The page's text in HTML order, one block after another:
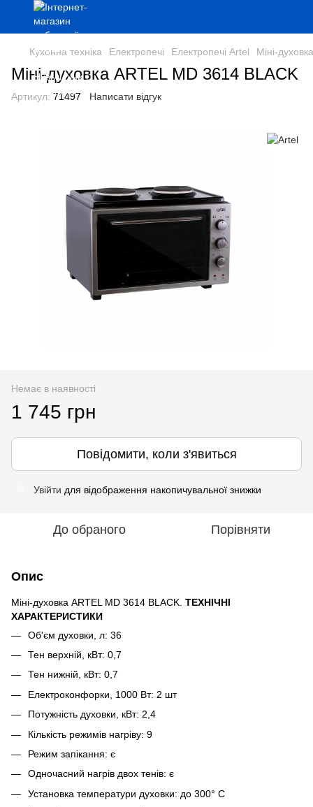
Кухонна техніка Електропечі Електропечі Artel Міні-
Міні-духовка ARTEL MD 3614 BLACK
Артикул: 71497 Написати відгук
Немає в наявності
1 745 грн
Повідомити, коли з'явиться
Увійти для відображення накопичувальної знижки
До обраного Порівняти
Опис
Міні-духовка ARTEL MD 3614 BLACK. ТЕХНІЧНІ
ХАРАКТЕРИСТИКИ
Об'єм духовки, л: 36
Тен верхній, кВт: 0,7
Тен нижній, кВт: 0,7
Електроконфорки, 1000 Вт: 2 шт
Потужність духовки, кВт: 2,4
Кількість режимів нагріву: 9
Режим запікання: є
Одночасний нагрів двох тенів: є
Установка температури духовки: до 300° С